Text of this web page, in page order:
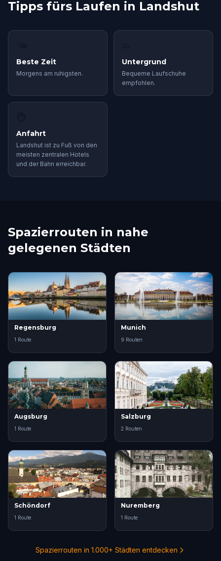
Tipps fürs Laufen in Landshut
Beste Zeit
Morgens am ruhigsten.
Untergrund
Bequeme Laufschuhe
empfohlen.
Anfahrt
Landshut ist zu Fuß von den
meisten zentralen Hotels
und der Bahn erreichbar.
Spazierrouten in nahe
gelegenen Städten
Regensburg
1 Route
Munich
9 Routen
Augsburg
1 Route
Salzburg
2 Routen
Schöndorf
1 Route
Nuremberg
1 Route
Spazierrouten in 1.000+ Städten entdecken